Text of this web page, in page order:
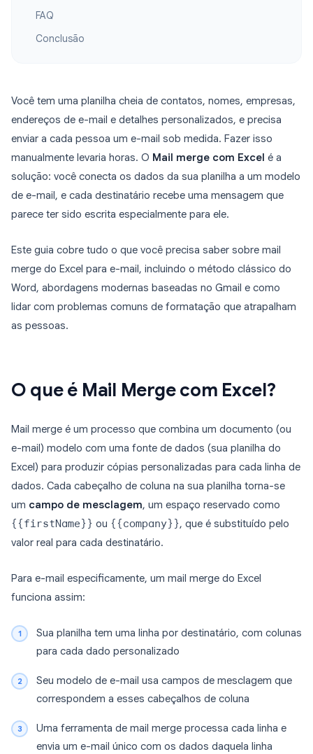
FAQ
Conclusão
Você tem uma planilha cheia de contatos, nomes, empresas,
endereços de e-mail e detalhes personalizados, e precisa
enviar a cada pessoa um e-mail sob medida. Fazer isso
manualmente levaria horas. O Mail merge com Excel é a
solução: você conecta os dados da sua planilha a um modelo
de e-mail, e cada destinatário recebe uma mensagem que
parece ter sido escrita especialmente para ele.
Este guia cobre tudo o que você precisa saber sobre mail
merge do Excel para e-mail, incluindo o método clássico do
Word, abordagens modernas baseadas no Gmail e como
lidar com problemas comuns de formatação que atrapalham
as pessoas.
O que é Mail Merge com Excel?
Mail merge é um processo que combina um documento (ou
e-mail) modelo com uma fonte de dados (sua planilha do
Excel) para produzir cópias personalizadas para cada linha de
dados. Cada cabeçalho de coluna na sua planilha torna-se
um campo de mesclagem, um espaço reservado como
{{firstName}} ou {{company}}, que é substituído pelo
valor real para cada destinatário.
Para e-mail especificamente, um mail merge do Excel
funciona assim:
Sua planilha tem uma linha por destinatário, com colunas
para cada dado personalizado
Seu modelo de e-mail usa campos de mesclagem que
correspondem a esses cabeçalhos de coluna
Uma ferramenta de mail merge processa cada linha e
envia um e-mail único com os dados daquela linha